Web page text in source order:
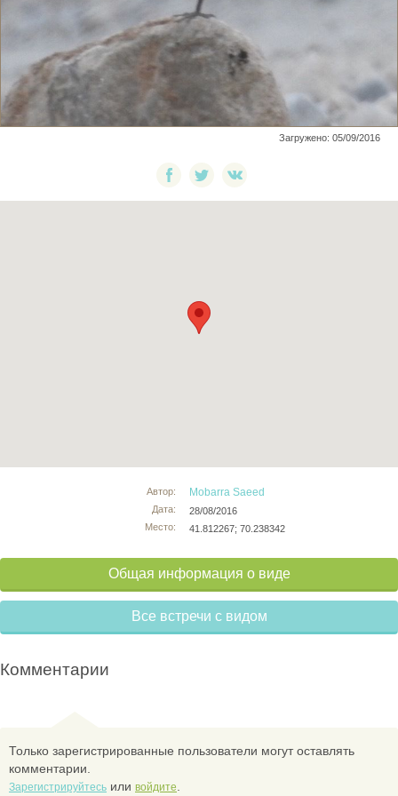
Загружено: 05/09/2016
Автор:
Дата:
Место:
Mobarra Saeed
28/08/2016
41.812267; 70.238342
Общая информация о виде
Все встречи с видом
Комментарии
Только зарегистрированные пользователи могут оставлять
комментарии.
Зарегистрируйтесь или войдите